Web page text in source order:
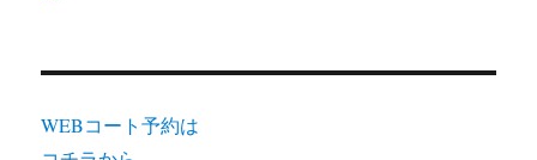
WEBコート予約は